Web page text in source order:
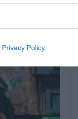
Privacy Policy